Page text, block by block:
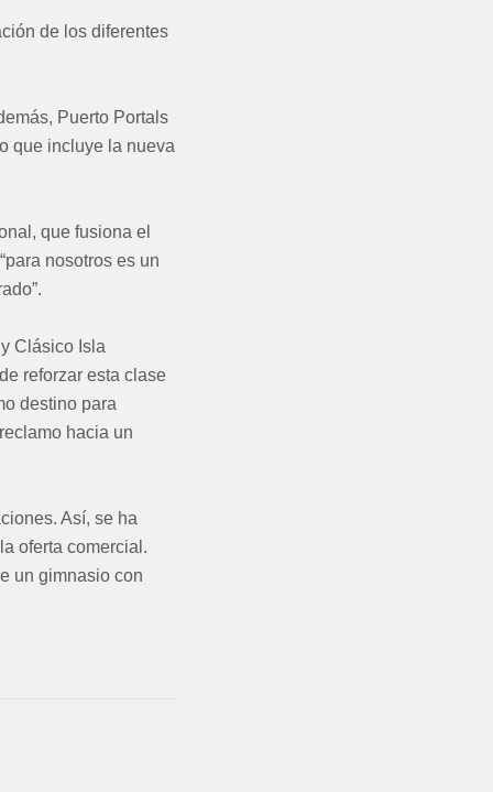
de los diferentes
Puerto Portals
que incluye la nueva
que fusiona el
nosotros es un
Clásico Isla
reforzar esta clase
destino para
hacia un
Así, se ha
oferta comercial.
un gimnasio con